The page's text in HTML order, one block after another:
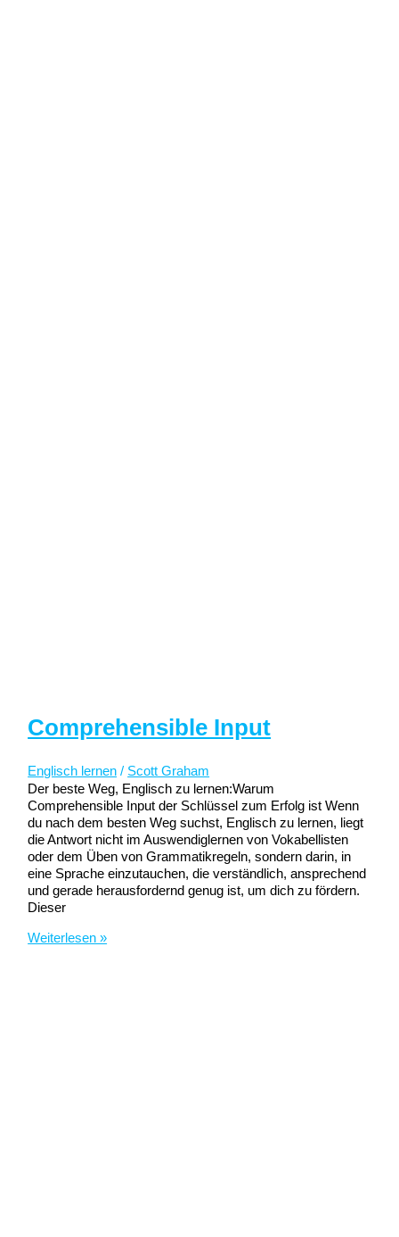
Comprehensible Input
Englisch lernen / Scott Graham
Der beste Weg, Englisch zu lernen:Warum
Comprehensible Input der Schlüssel zum Erfolg ist Wenn
du nach dem besten Weg suchst, Englisch zu lernen, liegt
die Antwort nicht im Auswendiglernen von Vokabellisten
oder dem Üben von Grammatikregeln, sondern darin, in
eine Sprache einzutauchen, die verständlich, ansprechend
und gerade herausfordernd genug ist, um dich zu fördern.
Dieser
Comprehensible
Weiterlesen »